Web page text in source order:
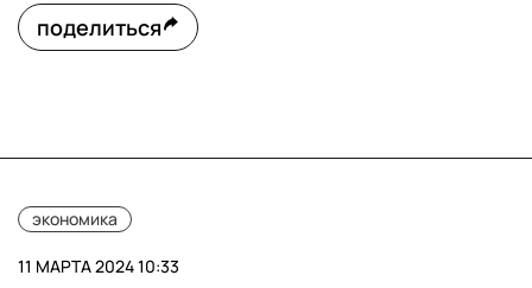
поделиться
экономика
11 МАРТА 2024 10:33